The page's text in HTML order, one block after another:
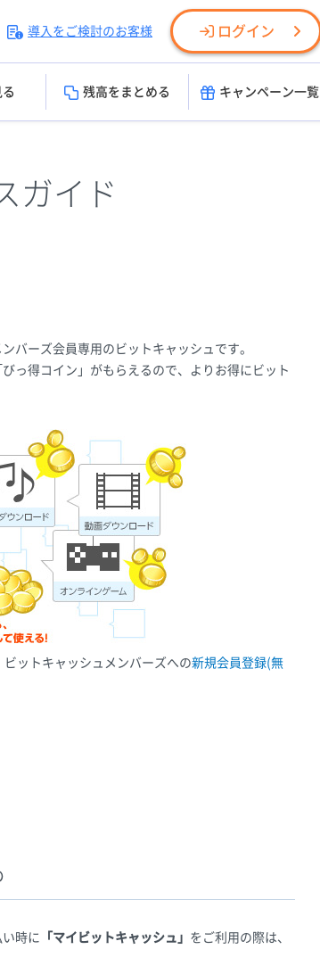
導入をご検討のお客様 ログイン
残高をまとめる キャンペーン一覧
ガイド
バーズ会員専用のビットキャッシュです。
っ得コイン」がもらえるので、よりお得にビット
ットキャッシュメンバーズへの新規会員登録(無
時に 「マイビットキャッシュ」 をご利用の際は、